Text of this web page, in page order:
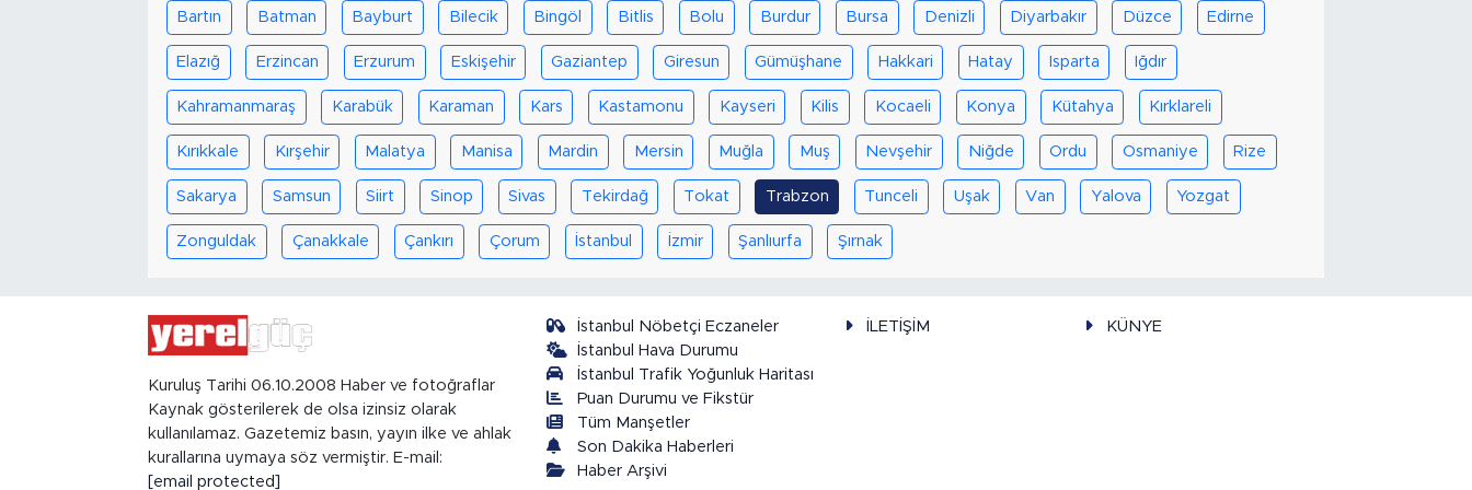
Bartın Batman Bayburt Bilecik Bingöl Bitlis Bolu Burdur Bursa Denizli Diyarbakır Düzce Edirne
Elazığ Erzincan Erzurum Eskişehir Gaziantep Giresun Gümüşhane Hakkari Hatay Isparta Iğdır
Kahramanmaraş Karabük Karaman Kars Kastamonu Kayseri Kilis Kocaeli Konya Kütahya Kırklareli
Kırıkkale Kırşehir Malatya Manisa Mardin Mersin Muğla Muş Nevşehir Niğde Ordu Osmaniye Rize
Sakarya Samsun Siirt Sinop Sivas Tekirdağ Tokat Trabzon Tunceli Uşak Van Yalova Yozgat
Zonguldak Çanakkale Çankırı Çorum İstanbul İzmir Şanlıurfa Şırnak
Kuruluş Tarihi 06.10.2008 Haber ve fotoğraflar
Kaynak gösterilerek de olsa izinsiz olarak
kullanılamaz. Gazetemiz basın, yayın ilke ve ahlak
kurallarına uymaya söz vermiştir. E-mail:
[email protected]
İstanbul Nöbetçi Eczaneler
İstanbul Hava Durumu
İstanbul Trafik Yoğunluk Haritası
Puan Durumu ve Fikstür
Tüm Manşetler
Son Dakika Haberleri
Haber Arşivi
İLETİŞİM KÜNYE